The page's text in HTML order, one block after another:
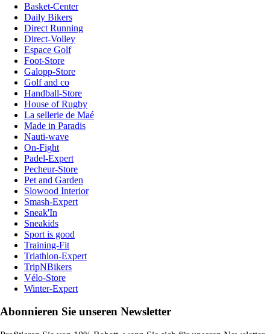
Basket-Center
Daily Bikers
Direct Running
Direct-Volley
Espace Golf
Foot-Store
Galopp-Store
Golf and co
Handball-Store
House of Rugby
La sellerie de Maé
Made in Paradis
Nauti-wave
On-Fight
Padel-Expert
Pecheur-Store
Pet and Garden
Slowood Interior
Smash-Expert
Sneak'In
Sneakids
Sport is good
Training-Fit
Triathlon-Expert
TripNBikers
Vélo-Store
Winter-Expert
Abonnieren Sie unseren Newsletter